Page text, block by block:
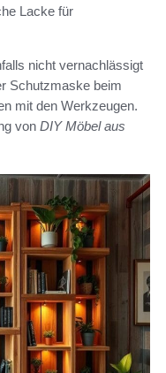
Lacke für
nicht vernachlässigt
Schutzmaske beim
mit den Werkzeugen.
von DIY Möbel aus